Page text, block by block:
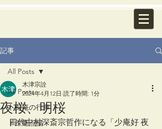
記事
All Posts
卜深庵の行事
卜深庵点描
All Posts
夜桜、明桜
木津宗詮
2024年4月12日 読了時間: 1分
四代中村深斎宗哲作になる「少庵好 夜